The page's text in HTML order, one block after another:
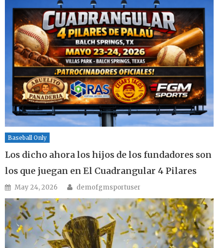
Baseball Only
Los dicho ahora los hijos de los fundadores son
los que juegan en El Cuadrangular 4 Pilares
Posted on
May 24, 2026 Author
demofgmsportuser